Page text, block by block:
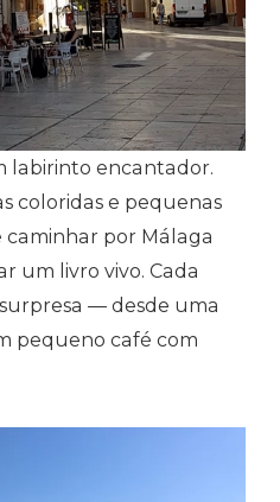
labirinto encantador.
coloridas e pequenas
caminhar por Málaga
um livro vivo. Cada
— desde uma
pequeno café com